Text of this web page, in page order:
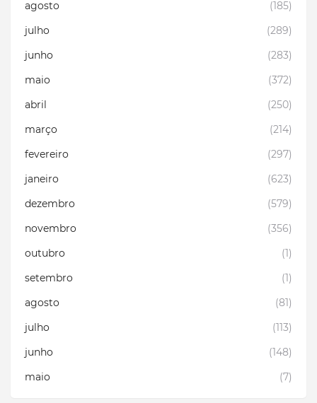
agosto
(185)
julho
(289)
junho
(283)
maio
(372)
abril
(250)
março
(214)
fevereiro
(297)
janeiro
(623)
dezembro
(579)
novembro
(356)
outubro
(1)
setembro
(1)
agosto
(81)
julho
(113)
junho
(148)
maio
(7)